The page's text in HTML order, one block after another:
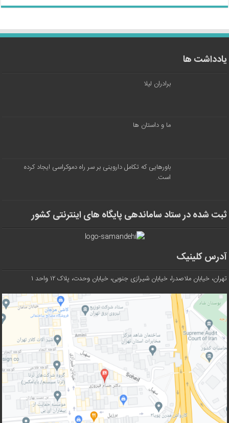
یادداشت ها
برادران لیلا
ما و داستان ها
باورهایی که تکامل داروینی بر سر راه دموکراسی ایجاد کرده
است.
ثبت شده در ستاد ساماندهی پایگاه های اینترنتی کشور
آدرس کلینیک
تهران، خیابان ملاصدرا، خیابان شیرازی جنوبی، خیابان وحدت، پلاک ۱۲ واحد ۱